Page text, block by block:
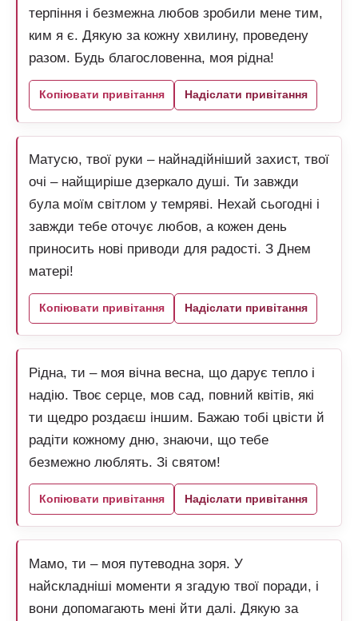
терпіння і безмежна любов зробили мене тим,
ким я є. Дякую за кожну хвилину, проведену
разом. Будь благословенна, моя рідна!
Копіювати привітання Надіслати привітання
Матусю, твої руки – найнадійніший захист, твої
очі – найщиріше дзеркало душі. Ти завжди
була моїм світлом у темряві. Нехай сьогодні і
завжди тебе оточує любов, а кожен день
приносить нові приводи для радості. З Днем
матері!
Копіювати привітання Надіслати привітання
Рідна, ти – моя вічна весна, що дарує тепло і
надію. Твоє серце, мов сад, повний квітів, які
ти щедро роздаєш іншим. Бажаю тобі цвісти й
радіти кожному дню, знаючи, що тебе
безмежно люблять. Зі святом!
Копіювати привітання Надіслати привітання
Мамо, ти – моя путеводна зоря. У
найскладніші моменти я згадую твої поради, і
вони допомагають мені йти далі. Дякую за